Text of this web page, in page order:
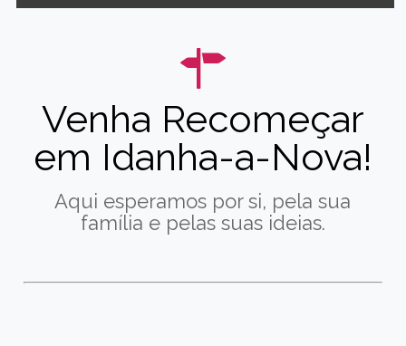
Venha Recomeçar
em Idanha-a-Nova!
Aqui esperamos por si, pela sua
família e pelas suas ideias.